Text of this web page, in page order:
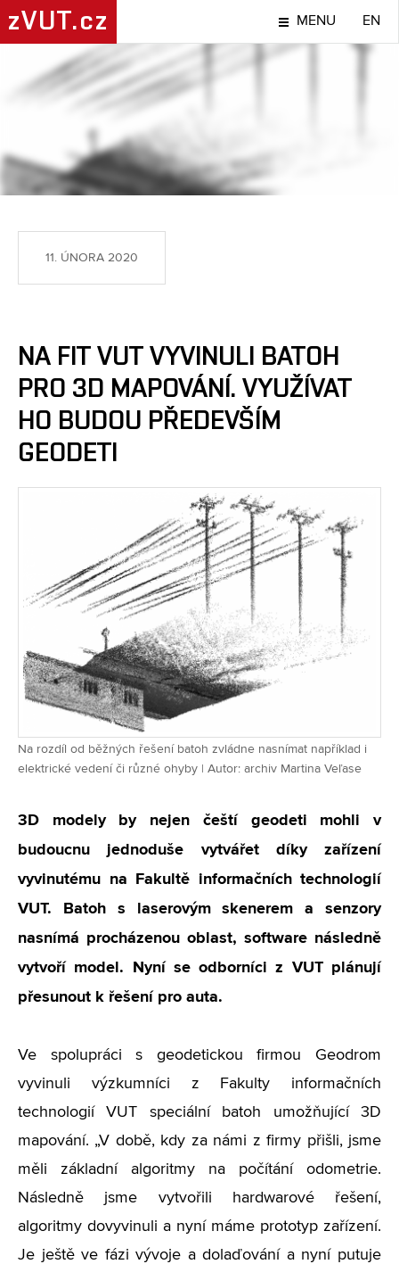
zVUT.cz MENU EN
NÁPADY A OBJEVY
11. ÚNORA 2020
NA FIT VUT VYVINULI BATOH
PRO 3D MAPOVÁNÍ. VYUŽÍVAT
HO BUDOU PŘEDEVŠÍM
GEODETI
Na rozdíl od běžných řešení batoh zvládne nasnímat například i
elektrické vedení či různé ohyby | Autor: archiv Martina Veľase
3D modely by nejen čeští geodeti mohli v
budoucnu jednoduše vytvářet díky zařízení
vyvinutému na Fakultě informačních technologií
VUT. Batoh s laserovým skenerem a senzory
nasnímá procházenou oblast, software následně
vytvoří model. Nyní se odborníci z VUT plánují
přesunout k řešení pro auta.
Ve spolupráci s geodetickou firmou Geodrom
vyvinuli výzkumníci z Fakulty informačních
technologií VUT speciální batoh umožňující 3D
mapování. „V době, kdy za námi z firmy přišli, jsme
měli základní algoritmy na počítání odometrie.
Následně jsme vytvořili hardwarové řešení,
algoritmy dovyvinuli a nyní máme prototyp zařízení.
Je ještě ve fázi vývoje a dolaďování a nyní putuje